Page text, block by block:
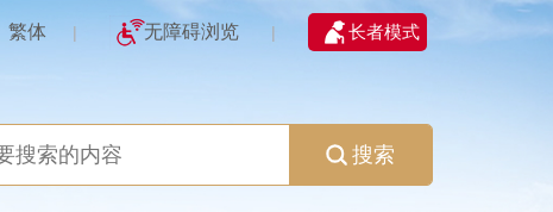
繁体 | 无障碍浏览 | 长者模式
搜索